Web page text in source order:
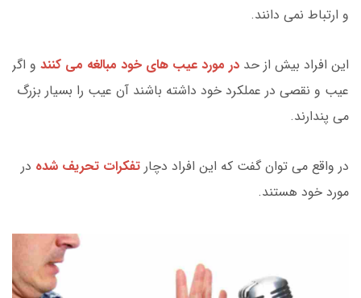
و ارتباط نمی دانند.
این افراد بیش از حد در مورد عیب های خود مبالغه می کنند و اگر
عیب و نقصی در عملکرد خود داشته باشند آن عیب را بسیار بزرگ
می پندارند.
در واقع می توان گفت که این افراد دچار تفکرات تحریف شده در
مورد خود هستند.